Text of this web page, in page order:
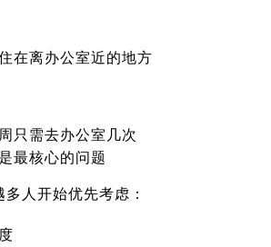
在离办公室近的地方
只需去办公室几次
最核心的问题
人开始优先考虑：